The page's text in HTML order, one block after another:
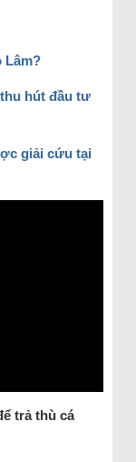
Lâm?
hút đầu tư
giải cứu tại
trả thù cá